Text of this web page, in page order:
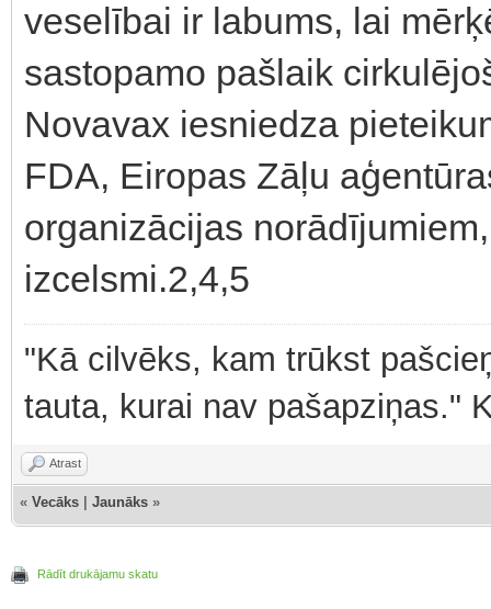
veselībai ir labums, lai
sastopamo pašlaik
Novavax iesniedza
FDA, Eiropas Zāļu
organizācijas
izcelsmi.2,4,5
"Kā cilvēks, kam trūkst
tauta, kurai nav pašapziņas."
Atrast
« Vecāks Jaunāks »
Rādīt drukājamu skatu